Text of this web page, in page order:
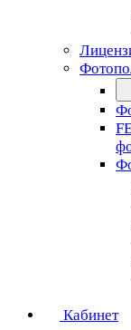
Кабинет